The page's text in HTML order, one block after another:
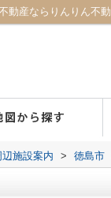
動産ならりんりん不
辺施設案内 > 徳島市